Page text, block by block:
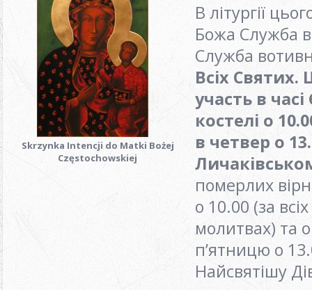
Skrzynka Intencji do Matki Bożej
Częstochowskiej
В літургії
Божа Служба
Служба
Всіх Святих.
участь в
костелі o
в четвер o
померлих
o 10.00 (за
молитвах) та
п’ятницю o
Найсвятішу